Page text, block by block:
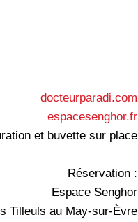
docteurparadi.com
espacesenghor.fr
et buvette sur place
Réservation :
Espace Senghor
Tilleuls au May-sur-Èvre